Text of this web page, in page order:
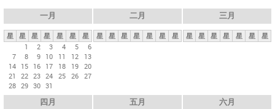
一月
星 星 星 星 星 星
星
1
2 3 4 5
6
7
8 9 10 11 12
13
14 15 16 17 18 19 20
21
22 23 24 25 26 27
28 29 30 31
二月
星 星 星 星 星 星 星
三月
星 星 星 星 星 星 星
四月 五月 六月